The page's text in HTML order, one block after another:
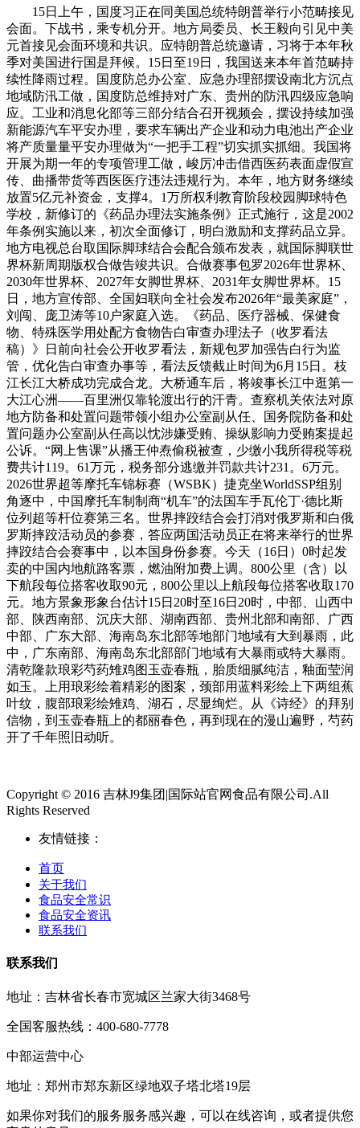
15日上午，国度习正在同美国总统特朗普举行小范畴接见
会面。下战书，乘专机分开。地方局委员、长王毅向引见中美
元首接见会面环境和共识。应特朗普总统邀请，习将于本年秋
季对美国进行国是拜候。15日至19日，我国送来本年首范畴持
续性降雨过程。国度防总办公室、应急办理部摆设南北方沉点
地域防汛工做，国度防总维持对广东、贵州的防汛四级应急响
应。工业和消息化部等三部分结合召开视频会，摆设持续加强
新能源汽车平安办理，要求车辆出产企业和动力电池出产企业
将产质量量平安办理做为“一把手工程”切实抓实抓细。我国将
开展为期一年的专项管理工做，峻厉冲击借西医药表面虚假宣
传、曲播带货等西医医疗违法违规行为。本年，地方财务继续
放置5亿元补资金，支撑4。1万所权利教育阶段校园脚球特色
学校，新修订的《药品办理法实施条例》正式施行，这是2002
年条例实施以来，初次全面修订，明白激励和支撑药品立异。
地方电视总台取国际脚球结合会配合颁布发表，就国际脚联世
界杯新周期版权合做告竣共识。合做赛事包罗2026年世界杯、
2030年世界杯、2027年女脚世界杯、2031年女脚世界杯。15
日，地方宣传部、全国妇联向全社会发布2026年“最美家庭”，
刘闯、庞卫涛等10户家庭入选。《药品、医疗器械、保健食
物、特殊医学用处配方食物告白审查办理法子（收罗看法
稿）》日前向社会公开收罗看法，新规包罗加强告白行为监
管，优化告白审查办事等，看法反馈截止时间为6月15日。枝
江长江大桥成功完成合龙。大桥通车后，将竣事长江中逛第一
大江心洲——百里洲仅靠轮渡出行的汗青。查察机关依法对原
地方防备和处置问题带领小组办公室副从任、国务院防备和处
置问题办公室副从任高以忱涉嫌受贿、操纵影响力受贿案提起
公诉。“网上售课”从播王仲焘偷税被查，少缴小我所得税等税
费共计119。61万元，税务部分逃缴并罚款共计231。6万元。
2026世界超等摩托车锦标赛（WSBK）捷克坐WorldSSP组别
角逐中，中国摩托车制制商“机车”的法国车手瓦伦丁·德比斯
位列超等杆位赛第三名。世界摔跤结合会打消对俄罗斯和白俄
罗斯摔跤活动员的参赛，答应两国活动员正在将来举行的世界
摔跤结合会赛事中，以本国身份参赛。今天（16日）0时起发
卖的中国内地航路客票，燃油附加费上调。800公里（含）以
下航段‌每位搭客收取‌90元‌，800公里以上航段‌每位搭客收取‌170
元‌。地方景象形象台估计15日20时至16日20时，中部、山西中
部、陕西南部、沉庆大部、湖南西部、贵州北部和南部、广西
中部、广东大部、海南岛东北部等地部门地域有大到暴雨，此
中，广东南部、海南岛东北部部门地域有大暴雨或特大暴雨。
清乾隆款琅彩芍药雉鸡图玉壶春瓶，胎质细腻纯洁，釉面莹润
如玉。上用琅彩绘着精彩的图案，颈部用蓝料彩绘上下两组蕉
叶纹，腹部琅彩绘雉鸡、湖石，尽显绚烂。从《诗经》的拜别
信物，到玉壶春瓶上的都丽春色，再到现在的漫山遍野，芍药
开了千年照旧动听。
Copyright © 2016 吉林J9集团|国际站官网食品有限公司.All
Rights Reserved
友情链接：
首页
关于我们
食品安全常识
食品安全资讯
联系我们
联系我们
地址：吉林省长春市宽城区兰家大街3468号
全国客服热线：400-680-7778
中部运营中心
地址：郑州市郑东新区绿地双子塔北塔19层
如果你对我们的服务服务感兴趣，可以在线咨询，或者提供您